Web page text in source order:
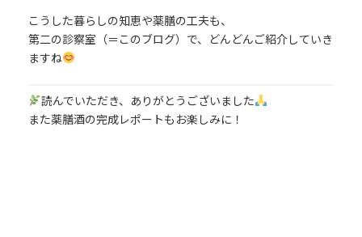
こうした暮らしの知恵や薬膳の工夫も、
第二の診察室（＝このブログ）で、どんどんご紹介していき
ますね
読んでいただき、ありがとうございました
また薬膳酒の完成レポートもお楽しみに！